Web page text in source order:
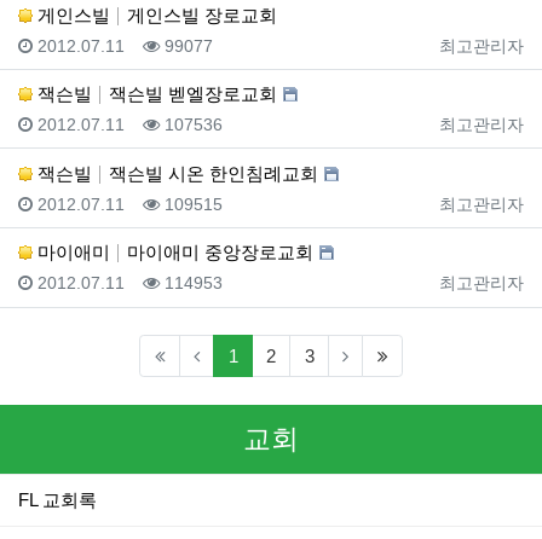
게인스빌 게인스빌 장로교회
등록자
최고관리자
등록일
2012.07.11 조회
99077
잭슨빌 잭슨빌 벧엘장로교회
등록자
최고관리자
등록일
2012.07.11 조회
107536
잭슨빌 잭슨빌 시온 한인침례교회
등록자
최고관리자
등록일
2012.07.11 조회
109515
마이애미 마이애미 중앙장로교회
등록자
최고관리자
등록일
2012.07.11 조회
114953
1 (current)
2 3 (last)
교회
FL 교회록